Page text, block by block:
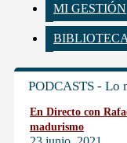
MI GESTIÓN
BIBLIOTECA
PODCASTS - Lo
En Directo con
madurismo